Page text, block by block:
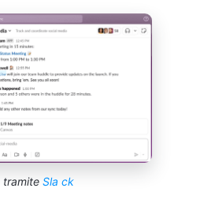
tramite Sla ck